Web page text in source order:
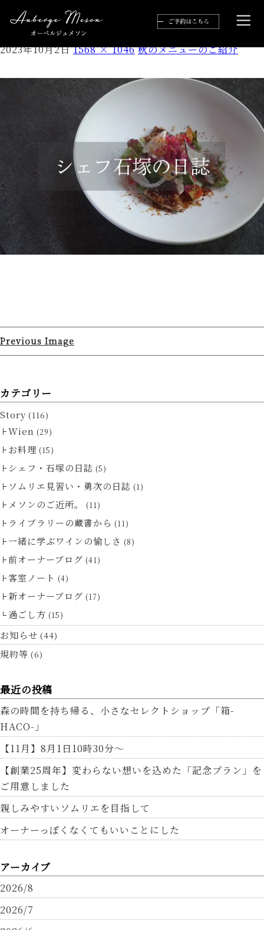
S__32292872
2023年10月2日 1568 × 1046 秋のメニューのご紹介
Previous Image
カテゴリー
Story (116)
Wien (29)
お料理 (15)
シェフ・石塚の日誌 (5)
ソムリエ見習い・勇次の日誌 (1)
メソンのご近所。 (11)
ライブラリーの蔵書から (11)
一緒に学ぶワインの愉しさ (8)
前オーナーブログ (41)
客室ノート (4)
新オーナーブログ (17)
過ごし方 (15)
お知らせ (44)
規約等 (6)
最近の投稿
森の時間を持ち帰る、小さなセレクトショップ「箱-
HACO-」
【11月】8月1日10時30分～
【創業25周年】変わらない想いを込めた「記念プラン」を
ご用意しました
親しみやすいソムリエを目指して
オーナーっぽくなくてもいいことにした
アーカイブ
2026/8
2026/7